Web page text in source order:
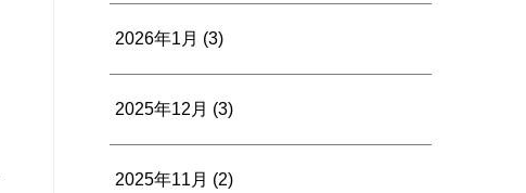
2026年1月 (3)
2025年12月 (3)
2025年11月 (2)